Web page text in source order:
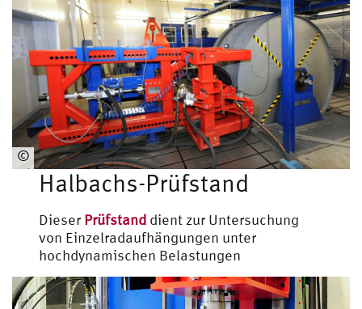
©
Fahrzeugtechnik
Halbachs-Prüfstand
Dieser Prüfstand dient zur Untersuchung
von Einzelradaufhängungen unter
hochdynamischen Belastungen